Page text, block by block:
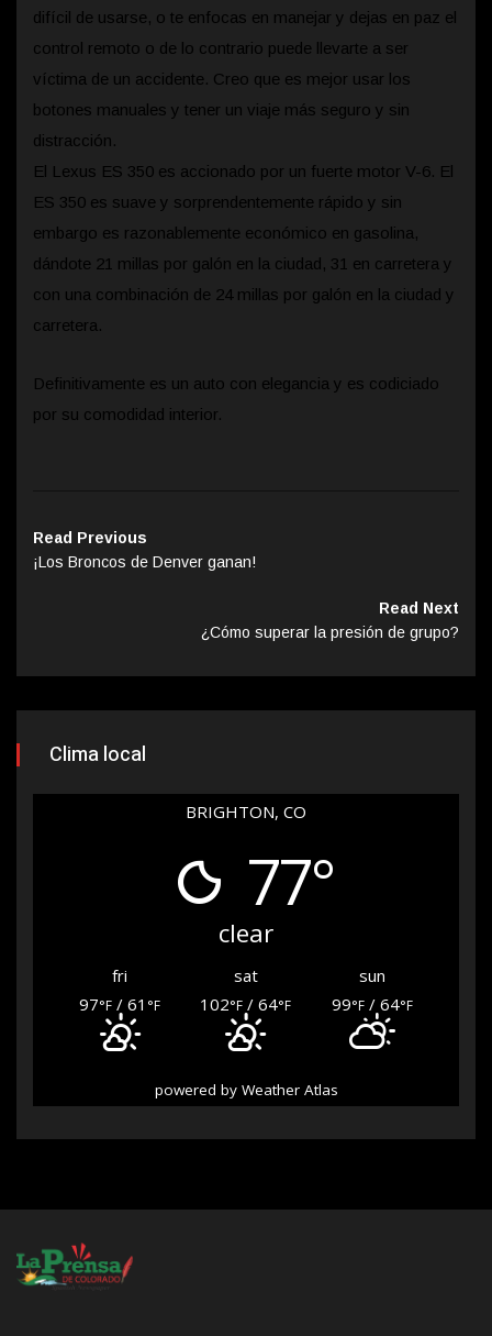
difícil de usarse, o te enfocas en manejar y dejas en paz el
control remoto o de lo contrario puede llevarte a ser
víctima de un accidente. Creo que es mejor usar los
botones manuales y tener un viaje más seguro y sin
distracción.
El Lexus ES 350 es accionado por un fuerte motor V-6. El
ES 350 es suave y sorprendentemente rápido y sin
embargo es razonablemente económico en gasolina,
dándote 21 millas por galón en la ciudad, 31 en carretera y
con una combinación de 24 millas por galón en la ciudad y
carretera.
Definitivamente es un auto con elegancia y es codiciado
por su comodidad interior.
Read Previous
¡Los Broncos de Denver ganan!
Read Next
¿Cómo superar la presión de grupo?
Clima local
BRIGHTON, CO
77°
clear
fri sat
sun
97°F / 61 °F 102°F / 64°F 99°F/ 64°F
powered by Weather Atlas